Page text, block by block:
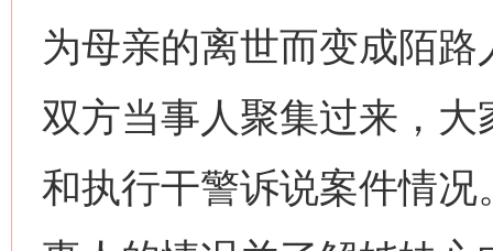
为母亲的离世而变成陌
双方当事人聚集过来，
和执行干警诉说案件情